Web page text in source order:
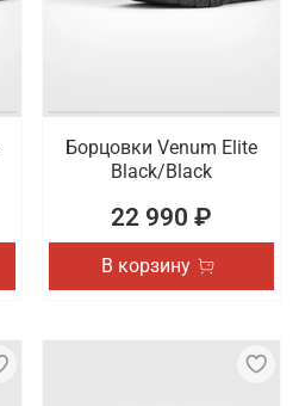
Борцовки Venum Elite
Black/Black
22 990 ₽
В корзину